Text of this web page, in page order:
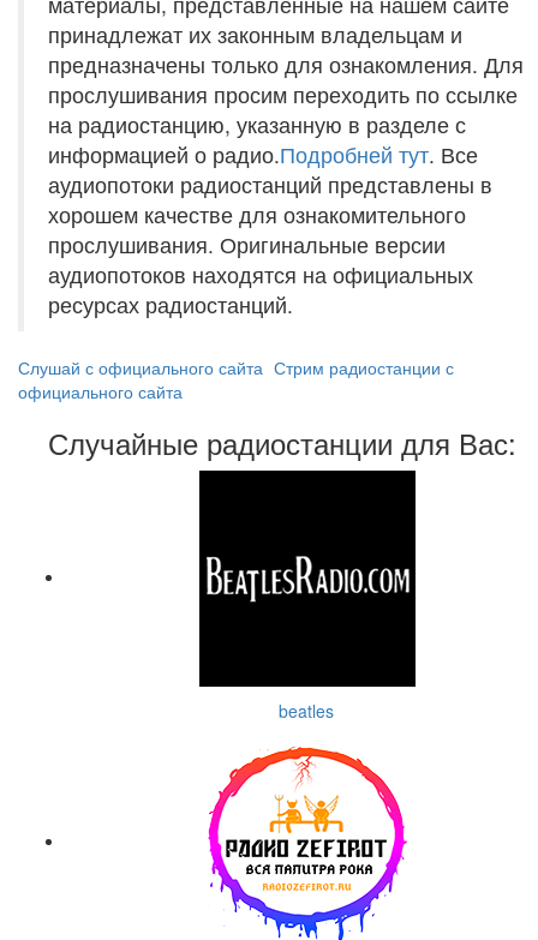
принадлежат их законным владельцам и
предназначены только для ознакомления. Для
прослушивания просим переходить по ссылке
на радиостанцию, указанную в разделе с
информацией о радио.Подробней тут. Все
аудиопотоки радиостанций представлены в
хорошем качестве для ознакомительного
прослушивания. Оригинальные версии
аудиопотоков находятся на официальных
ресурсах радиостанций.
Слушай с официального сайта Стрим радиостанции с
официального сайта
Случайные радиостанции для Вас:
beatles